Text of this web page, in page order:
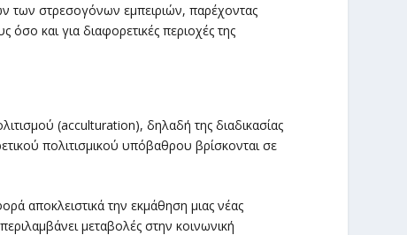
των στρεσογόνων εμπειριών, παρέχοντας
και για διαφορετικές περιοχές της
(acculturation), δηλαδή της διαδικασίας
πολιτισμικού υπόβαθρου βρίσκονται σε
αποκλειστικά την εκμάθηση μιας νέας
μεταβολές στην κοινωνική